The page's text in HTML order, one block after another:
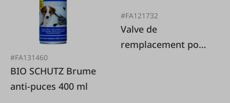
#FA131460
BIO SCHUTZ Brume
anti-puces 400 ml
#FA121732
Valve de
remplacement pour